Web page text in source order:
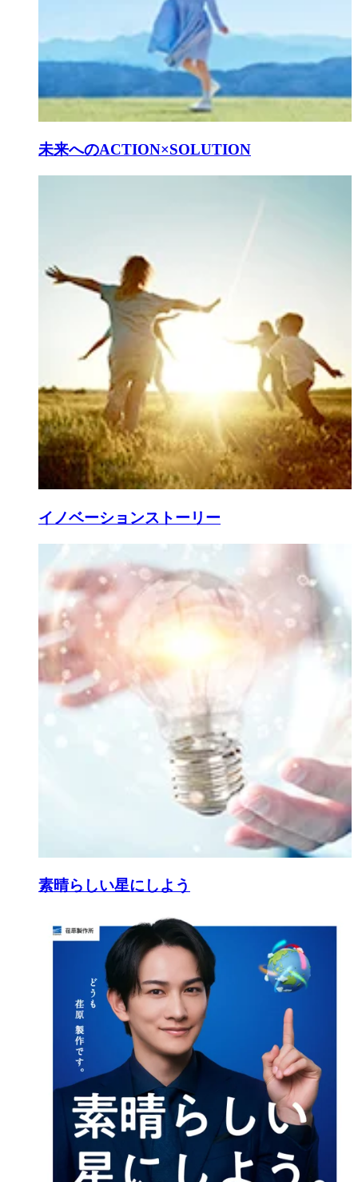
未来へのACTION×SOLUTION
イノベーションストーリー
素晴らしい星にしよう